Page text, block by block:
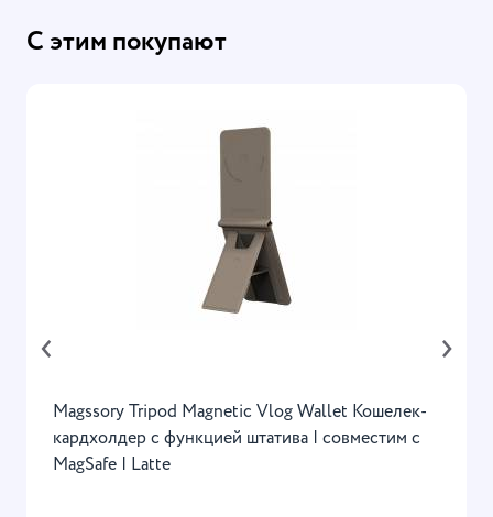
С этим покупают
Magssory Tripod Magnetic Vlog Wallet Кошелек-
кардхолдер с функцией штатива | совместим с
MagSafe | Latte
‹ ›